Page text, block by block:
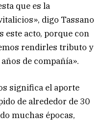
que es la
digo Tassano
este acto, porque con
rendirles tributo y
de compañía».
significa el aporte
de alrededor de 30
muchas épocas,